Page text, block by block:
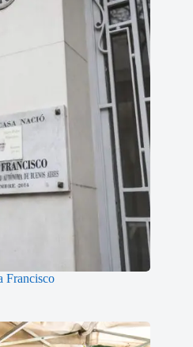
Francisco